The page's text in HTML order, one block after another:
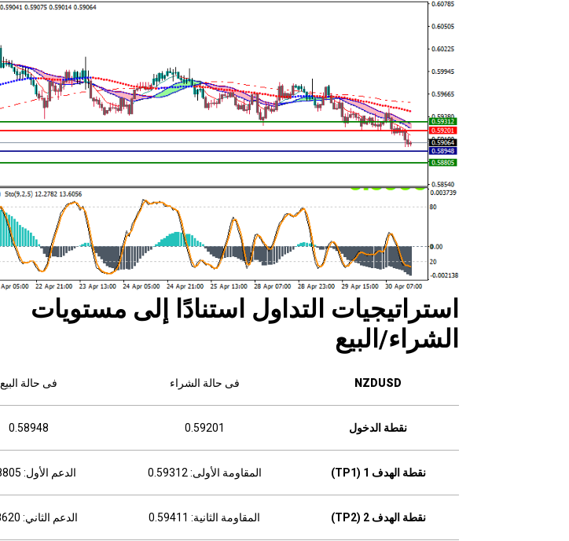
استراتيجيات التداول استنادًا إلى مستويات
الشراء/البيع
NZDUSD فى حالة الشراء فى حالة البيع
نقطة الدخول 0.59201
0.58948
نقطة الهدف 1 (TP1) المقاومة الأولى: 0.59312 الدعم الأول: 0.58805
نقطة الهدف 2 (TP2) المقاومة الثانية: 0.59411 الدعم الثاني: 0.58620